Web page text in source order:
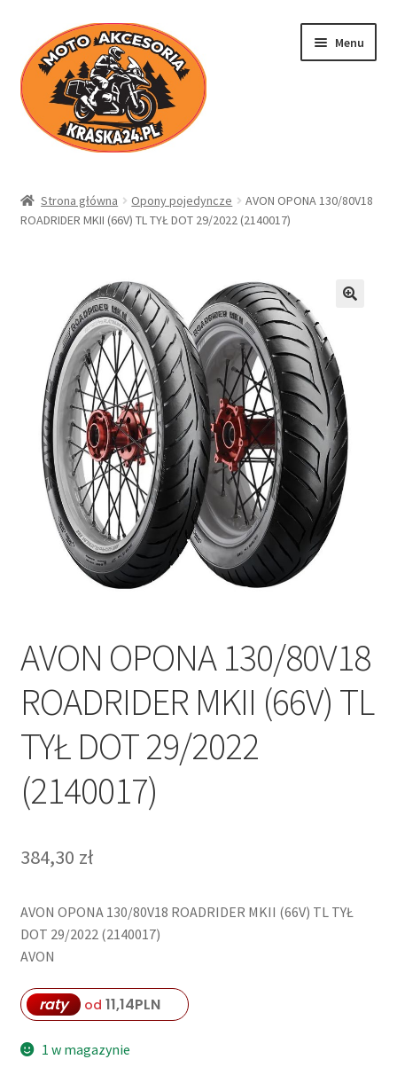
Przejdź
do
nawigacji
Przejdź
do
treści
Menu
Sklep
Moje konto
Regulamin
Polityka prywatności
Kontakt
Strona główna Opony pojedyncze
AVON OPONA 130/80V18
ROADRIDER MKII (66V) TL TYŁ DOT 29/2022 (2140017)
AVON OPONA 130/80V18
ROADRIDER MKII (66V) TL
TYŁ DOT 29/2022
(2140017)
384,30 zł
AVON OPONA 130/80V18 ROADRIDER MKII (66V) TL TYŁ
DOT 29/2022 (2140017)
AVON
raty od 11,14PLN
1 w magazynie